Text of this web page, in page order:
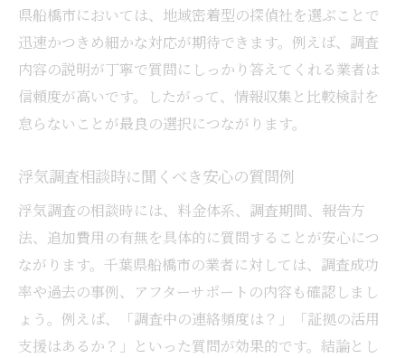
県船橋市においては、地域密着型の探偵社を選ぶことで
迅速かつきめ細かな対応が期待できます。例えば、調査
内容の説明が丁寧で質問にしっかり答えてくれる業者は
信頼度が高いです。したがって、情報収集と比較検討を
怠らないことが最良の選択につながります。
浮気調査相談時に聞くべき安心の質問例
浮気調査の相談時には、料金体系、調査期間、報告方
法、追加費用の有無を具体的に質問することが安心につ
ながります。千葉県船橋市の業者に対しては、調査成功
率や過去の事例、アフターサポートの内容も確認しまし
ょう。例えば、「調査中の連絡頻度は？」「証拠の活用
支援はあるか？」といった質問が効果的です。結論とし